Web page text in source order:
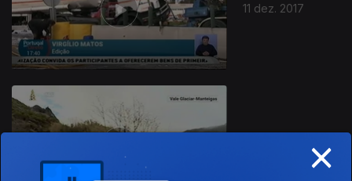
11 dez. 2017
×